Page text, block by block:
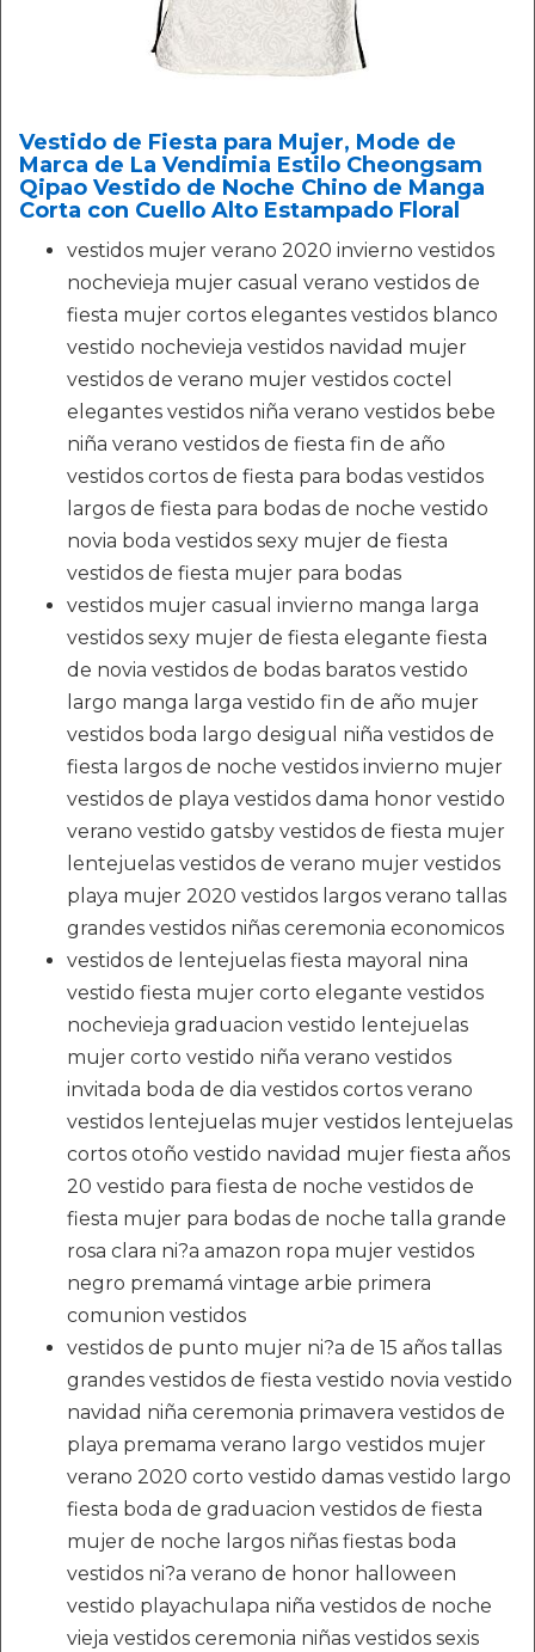
Vestido de Fiesta para Mujer, Mode de
Marca de La Vendimia Estilo Cheongsam
Qipao Vestido de Noche Chino de Manga
Corta con Cuello Alto Estampado Floral
vestidos mujer verano 2020 invierno vestidos
nochevieja mujer casual verano vestidos de
fiesta mujer cortos elegantes vestidos blanco
vestido nochevieja vestidos navidad mujer
vestidos de verano mujer vestidos coctel
elegantes vestidos niña verano vestidos bebe
niña verano vestidos de fiesta fin de año
vestidos cortos de fiesta para bodas vestidos
largos de fiesta para bodas de noche vestido
novia boda vestidos sexy mujer de fiesta
vestidos de fiesta mujer para bodas
vestidos mujer casual invierno manga larga
vestidos sexy mujer de fiesta elegante fiesta
de novia vestidos de bodas baratos vestido
largo manga larga vestido fin de año mujer
vestidos boda largo desigual niña vestidos de
fiesta largos de noche vestidos invierno mujer
vestidos de playa vestidos dama honor vestido
verano vestido gatsby vestidos de fiesta mujer
lentejuelas vestidos de verano mujer vestidos
playa mujer 2020 vestidos largos verano tallas
grandes vestidos niñas ceremonia economicos
vestidos de lentejuelas fiesta mayoral nina
vestido fiesta mujer corto elegante vestidos
nochevieja graduacion vestido lentejuelas
mujer corto vestido niña verano vestidos
invitada boda de dia vestidos cortos verano
vestidos lentejuelas mujer vestidos lentejuelas
cortos otoño vestido navidad mujer fiesta años
20 vestido para fiesta de noche vestidos de
fiesta mujer para bodas de noche talla grande
rosa clara ni?a amazon ropa mujer vestidos
negro premamá vintage arbie primera
comunion vestidos
vestidos de punto mujer ni?a de 15 años tallas
grandes vestidos de fiesta vestido novia vestido
navidad niña ceremonia primavera vestidos de
playa premama verano largo vestidos mujer
verano 2020 corto vestido damas vestido largo
fiesta boda de graduacion vestidos de fiesta
mujer de noche largos niñas fiestas boda
vestidos ni?a verano de honor halloween
vestido playachulapa niña vestidos de noche
vieja vestidos ceremonia niñas vestidos sexis